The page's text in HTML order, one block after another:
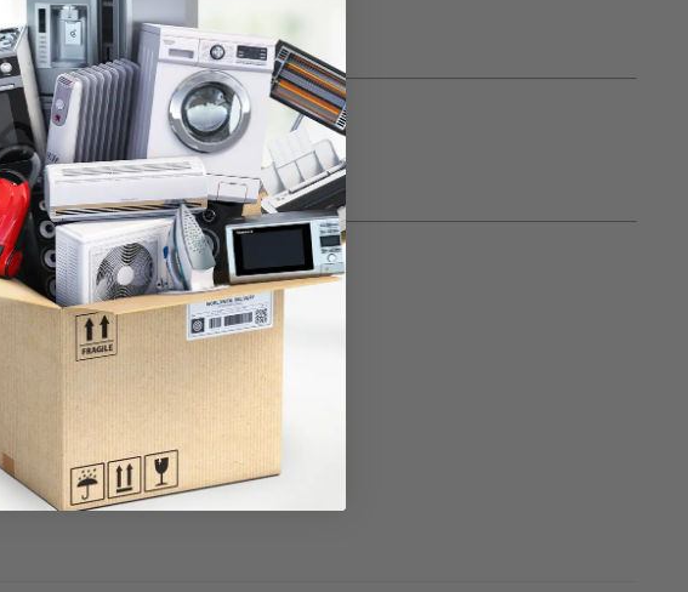
en los días calurosos de verano.
ventilador.
levantarte del sofá.
confortable para ti y tu familia.